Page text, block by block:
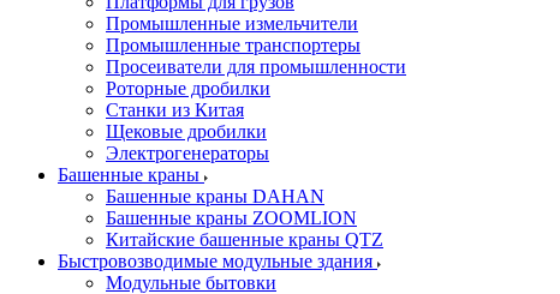
Промышленные измельчители
Промышленные транспортеры
Просеиватели для промышленности
Роторные дробилки
Станки из Китая
Щековые дробилки
Электрогенераторы
Башенные краны
Башенные краны DAHAN
Башенные краны ZOOMLION
Китайские башенные краны QTZ
Быстровозводимые модульные здания
Модульные бытовки